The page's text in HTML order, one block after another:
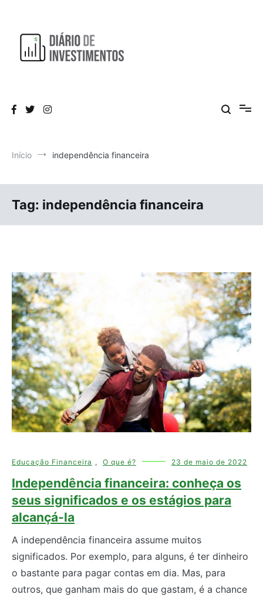
conteúdo
Início independência financeira
Tag: independência financeira
Educação Financeira , O que é? 23 de maio de 2022
Independência financeira: conheça os
seus significados e os estágios para
alcançá-la
A independência financeira assume muitos
significados. Por exemplo, para alguns, é ter dinheiro
o bastante para pagar contas em dia. Mas, para
outros, que ganham mais do que gastam, é a chance